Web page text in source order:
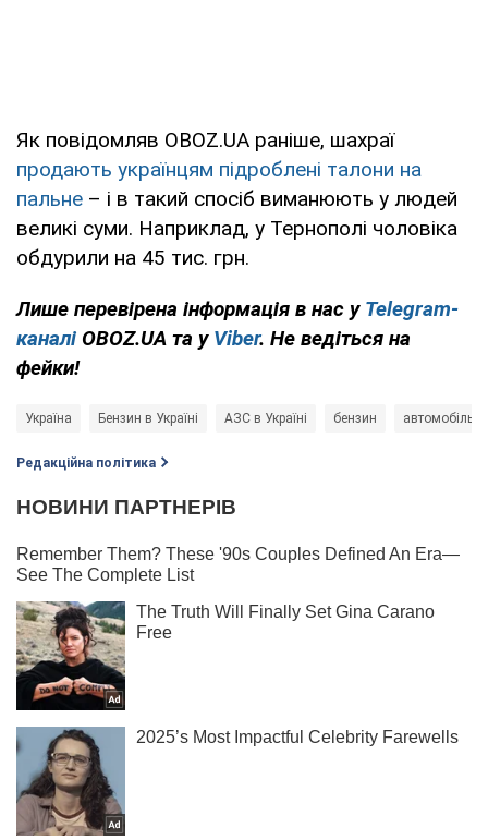
Як повідомляв OBOZ.UA раніше, шахраї
продають українцям підроблені талони на
пальне – і в такий спосіб виманюють у людей
великі суми. Наприклад, у Тернополі чоловіка
обдурили на 45 тис. грн.
Лише перевірена інформація в нас у Telegram-
каналі OBOZ.UA та у Viber. Не ведіться на
фейки!
Україна Бензин в Україні АЗС в Україні бензин
Редакційна політика